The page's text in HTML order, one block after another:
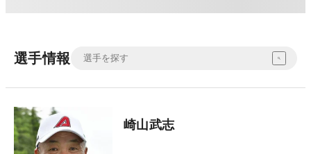
選手情報
崎山武志